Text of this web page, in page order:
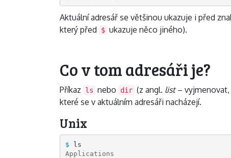
Aktuální adresář se většinou ukazuje i před
který před
$ ukazuje něco jiného).
Co v tom adresáři je?
Příkaz ls nebo dir (z angl. list– vyjmenovat,
které se v aktuálním adresáři nacházejí.
Unix
$
Applications